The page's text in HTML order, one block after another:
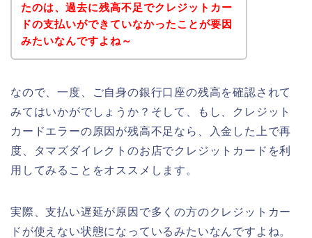
たのは、過去に残高不足でクレジットカー
ドの支払いができていなかったことが要因
みたいなんですよね～
なので、一度、ご自身の銀行口座の残高を確認されて
みてはいかがでしょうか？そして、もし、クレジット
カードエラーの原因が残高不足なら、入金した上で再
度、タマズダイレクトのお店でクレジットカードを利
用してみることをオススメします。
実際、支払い遅延が原因で多くの方のクレジットカー
ドが使えない状態になっているみたいなんですよね。